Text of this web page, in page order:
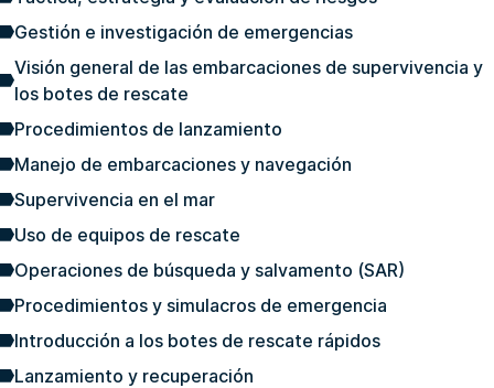
Gestión e investigación de emergencias
Visión general de las embarcaciones de supervivencia y
los botes de rescate
Procedimientos de lanzamiento
Manejo de embarcaciones y navegación
Supervivencia en el mar
Uso de equipos de rescate
Operaciones de búsqueda y salvamento (SAR)
Procedimientos y simulacros de emergencia
Introducción a los botes de rescate rápidos
Lanzamiento y recuperación